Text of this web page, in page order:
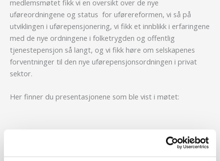
medlemsmøtet fikk vi en oversikt over de nye
uføreordningene og status for uførereformen, vi så på
utviklingen i uførepensjonering, vi fikk et innblikk i erfaringene
med de nye ordningene i folketrygden og offentlig
tjenestepensjon så langt, og vi fikk høre om selskapenes
forventninger til den nye uførepensjonsordningen i privat
sektor.
Her finner du presentasjonene som ble vist i møtet:
Roar Bergan – Arbeids- og sosialdepartementet
Knut Røed – Frischsenteret